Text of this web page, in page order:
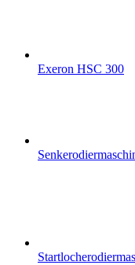
Exeron HSC 300